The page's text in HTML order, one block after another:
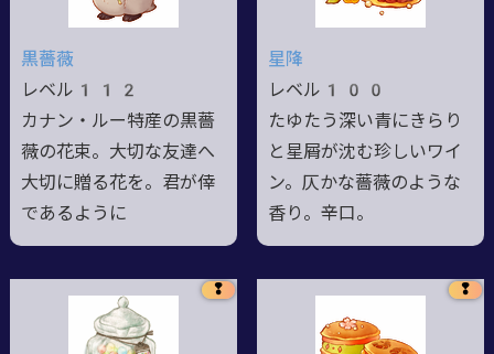
黒薔薇
レベル112
カナン・ルー特産の黒薔
薇の花束。大切な友達へ
大切に贈る花を。君が倖
であるように
星降
レベル100
たゆたう深い青にきらり
と星屑が沈む珍しいワイ
ン。仄かな薔薇のような
香り。辛口。
❢ ❢